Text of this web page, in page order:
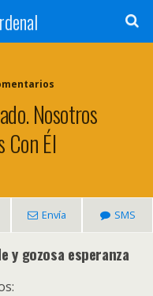
Nosotros
Con Él
Envía SMS
y gozosa esperanza